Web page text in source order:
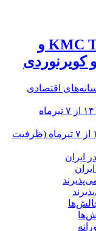
مقایسه قابلیت‌های آفرودی KMC T8 و
اقتصادی
شروع فروش تیگو ۸ پرومکس IE مدل ۱۴۰۴ از ۷ تیرماه (ظرفیت